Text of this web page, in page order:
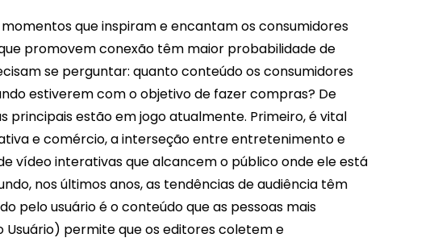
que inspiram e encantam os consumidores
promovem conexão têm maior probabilidade de
se perguntar: quanto conteúdo os consumidores
estiverem com o objetivo de fazer compras? De
principais estão em jogo atualmente. Primeiro, é vital
e comércio, a interseção entre entretenimento e
vídeo interativas que alcancem o público onde ele está
nos últimos anos, as tendências de audiência têm
pelo usuário é o conteúdo que as pessoas mais
Usuário) permite que os editores coletem e